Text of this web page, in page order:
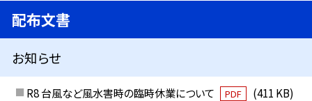
配布文書
お知らせ
R8 台風など風水害時の臨時休業について PDF (411 KB)